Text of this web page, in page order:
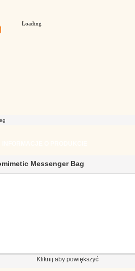
Loading
Messenger Bag
Kliknij aby powiększyć